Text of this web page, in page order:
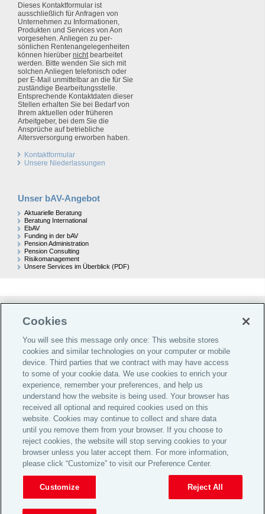
Dieses Kontaktformular ist
ausschließlich fürAnfragen von
Unternehmen zu Informationen,
Produkten und Services von Aon
vorgesehen. Anliegen zu per­
sönlichen Renten­ange­legen­heiten
können hierüber nicht bearbeitet
werden. Bitte wenden Sie sich mit
solchen Anliegen telefonisch oder
per E-Mail unmittelbar an die für Sie
zuständige Bearbeitungsstelle.
Entsprechende Kontaktdaten dieser
Stellen erhalten Sie bei Bedarf von
Ihrem aktuellen oder früheren
Arbeitgeber, bei dem Sie die
Ansprüche auf betriebliche
Altersversorgung erworben haben.
Kontaktformular
Unsere Niederlassungen
Unser bAV-Angebot
Aktuarielle Beratung
Beratung International
EbAV
Funding in der bAV
Pension Administration
Pension Consulting
Risikomanagement
Unsere Services im Überblick (PDF)
Do Not Sell or Share My Personal Information |
Datenschutz-Präferenz-Center |
Global Home
Karriere
Impressum
Datenschutz
Cookies
Cookies
You will see this message only once: This website stores
cookies and similar technologies on your computer or mobile
device. Third parties that we contract with may have access
to some of your cookie data. We use cookies to enrich your
experience, remember your preferences, and help us
understand how the website is being used. Your browser has
received all optional and required cookies used on this
website. Cookies may continue to collect and share data
until you remove them from your browser. If you choose to
reject cookies, the website will stop serving cookies to your
browser unless you later accept them. For more information,
please click “Customize” to visit our Preference Center.
Customize Reject All